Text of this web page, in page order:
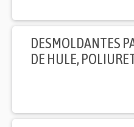
DESMOLDANTES
DE HULE,